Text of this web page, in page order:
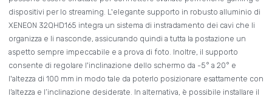
dispositivi per lo streaming. L'elegante supporto in robusto alluminio di
XENEON 32QHD165 integra un sistema di instradamento dei cavi che li
organizza e li nasconde, assicurando quindi a tutta la postazione un
aspetto sempre impeccabile e a prova di foto. Inoltre, il supporto
consente di regolare l'inclinazione dello schermo da -5° a 20° e
l'altezza di 100 mm in modo tale da poterlo posizionare esattamente con
l’altezza e l’inclinazione desiderate. In alternativa, è possibile installare il